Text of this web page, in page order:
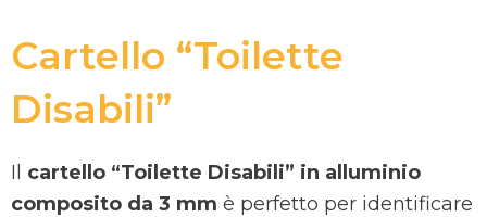
Cartello “Toilette
Disabili”
Il cartello “Toilette Disabili” in alluminio
composito da 3 mm è perfetto per identificare